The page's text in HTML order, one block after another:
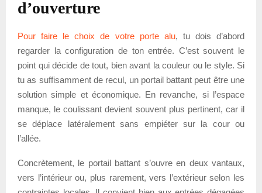
d’ouverture
Pour faire le choix de votre porte alu, tu dois d’abord
regarder la configuration de ton entrée. C’est souvent le
point qui décide de tout, bien avant la couleur ou le style. Si
tu as suffisamment de recul, un portail battant peut être une
solution simple et économique. En revanche, si l’espace
manque, le coulissant devient souvent plus pertinent, car il
se déplace latéralement sans empiéter sur la cour ou
l’allée.
Concrètement, le portail battant s’ouvre en deux vantaux,
vers l’intérieur ou, plus rarement, vers l’extérieur selon les